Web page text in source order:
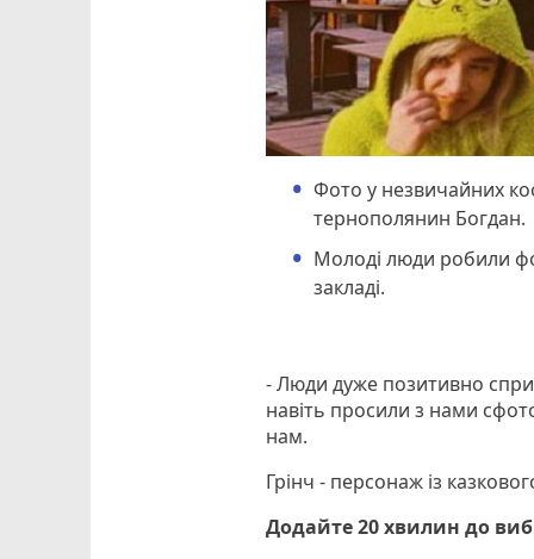
Фото у незвичайних
тернополянин Богдан.
Молоді люди робили
закладі.
- Люди дуже позитивно
навіть просили з нами
нам.
Грінч - персонаж із
Додайте 20 хвилин до